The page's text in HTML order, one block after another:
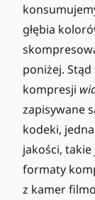
głębia
poniżej. Stąd
kompresji
zapisywane
kodeki,
jakości, takie
formaty
z kamer